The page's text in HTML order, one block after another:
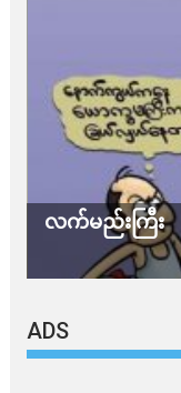
လက်မည်းကြီး
ADS